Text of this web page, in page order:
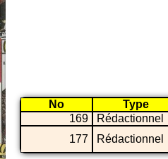
No Type
169
Rédactionnel
177
Rédactionnel